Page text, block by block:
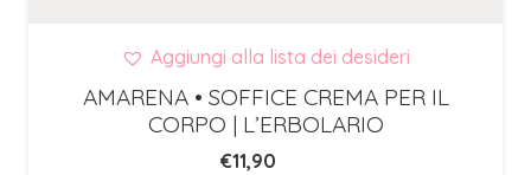
Aggiungi alla lista dei desideri
AMARENA • SOFFICE CREMA PER IL
CORPO | L’ERBOLARIO
€11,90